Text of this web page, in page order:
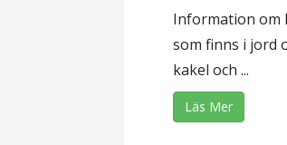
Information om
som finns i jord
kakel och ...
Läs Mer